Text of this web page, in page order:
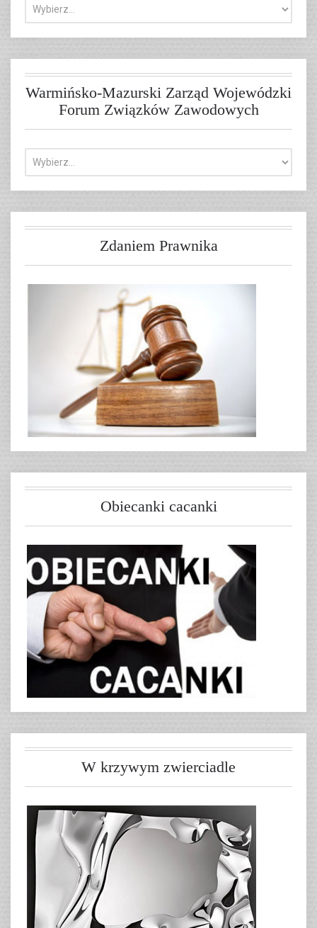
Warmińsko-Mazurski Zarząd Wojewódzki
Forum Związków Zawodowych
Zdaniem Prawnika
Obiecanki cacanki
W krzywym zwierciadle